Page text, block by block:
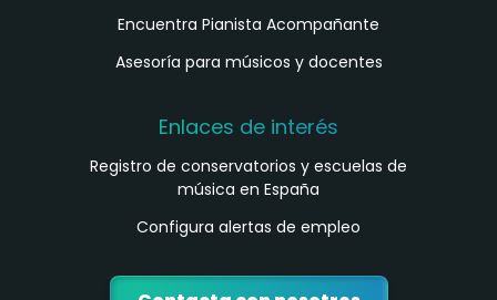
Encuentra Pianista Acompañante
Asesoría para músicos y docentes
Enlaces de interés
Registro de conservatorios y escuelas de
música en España
Configura alertas de empleo